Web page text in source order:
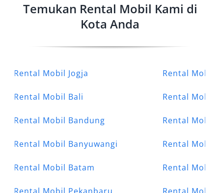
Temukan Rental Mobil Kami di
Kota Anda
Rental Mobil Jogja
Rental Mobil Bali
Rental Mobil Bandung
Rental Mobil Banyuwangi
Rental Mobil Batam
Rental Mobil
Rental Mobil
Rental Mobil
Rental Mobil
Rental Mobil